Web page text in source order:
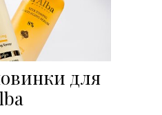
для